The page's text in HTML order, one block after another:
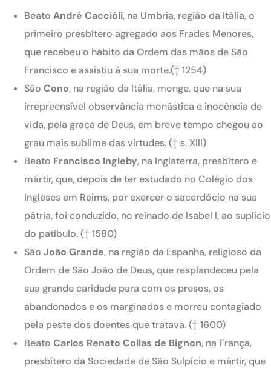
Beato André Caccióli, na Umbria, região da Itália, o
primeiro presbítero agregado aos Frades Menores,
que recebeu o hábito da Ordem das mãos de São
Francisco e assistiu à sua morte.(† 1254)
São Cono, na região da Itália, monge, que na sua
irrepreensível observância monástica e inocência de
vida, pela graça de Deus, em breve tempo chegou ao
grau mais sublime das virtudes. († s. XIII)
Beato Francisco Ingleby, na Inglaterra, presbítero e
mártir, que, depois de ter estudado no Colégio dos
Ingleses em Reims, por exercer o sacerdócio na sua
pátria, foi conduzido, no reinado de Isabel I, ao suplício
do patíbulo. († 1580)
São João Grande, na região da Espanha, religioso da
Ordem de São João de Deus, que resplandeceu pela
sua grande caridade para com os presos, os
abandonados e os marginados e morreu contagiado
pela peste dos doentes que tratava. († 1600)
Beato Carlos Renato Collas de Bignon, na França,
presbítero da Sociedade de São Sulpício e mártir, que